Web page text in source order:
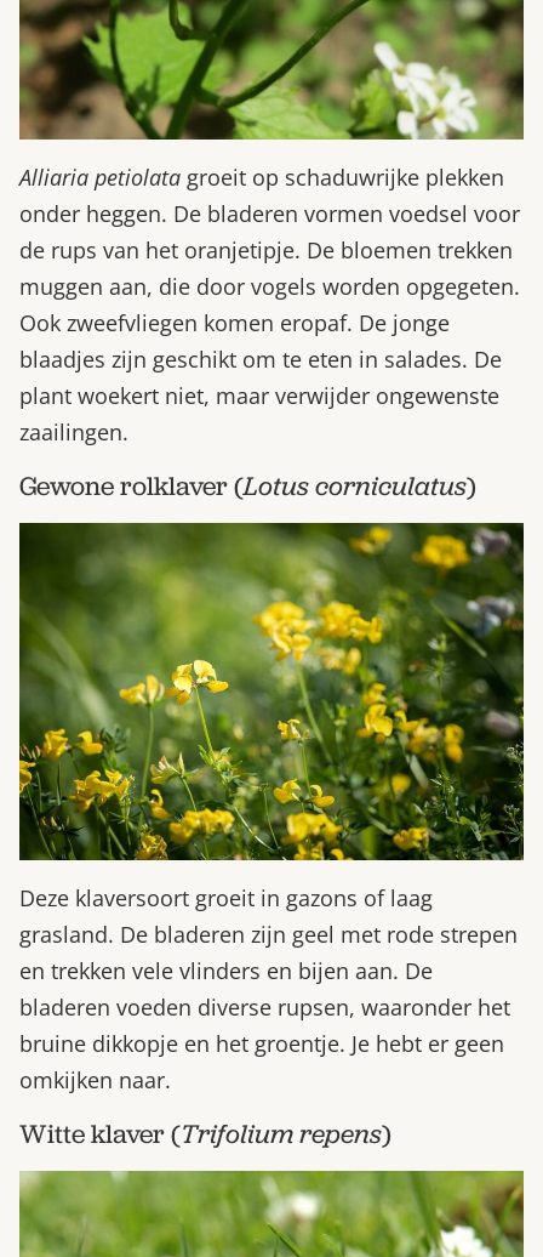
Alliaria petiolata groeit op schaduwrijke plekken
onder heggen. De bladeren vormen voedsel voor
de rups van het oranjetipje. De bloemen trekken
muggen aan, die door vogels worden opgegeten.
Ook zweefvliegen komen eropaf. De jonge
blaadjes zijn geschikt om te eten in salades. De
plant woekert niet, maar verwijder ongewenste
zaailingen.
Gewone rolklaver (Lotus corniculatus)
Deze klaversoort groeit in gazons of laag
grasland. De bladeren zijn geel met rode strepen
en trekken vele vlinders en bijen aan. De
bladeren voeden diverse rupsen, waaronder het
bruine dikkopje en het groentje. Je hebt er geen
omkijken naar.
Witte klaver (Trifolium repens)